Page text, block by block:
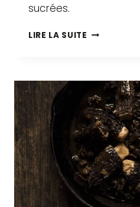
sucrées.
LIRE LA SUITE DESSERTS
TRUFFE
:
QUAND
L’ÉLÉGANCE